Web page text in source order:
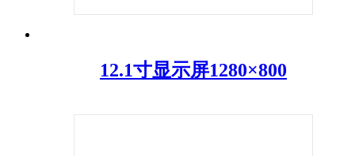
12.1寸显示屏1280×800